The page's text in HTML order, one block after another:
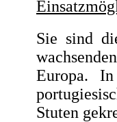
Sie sind
Europa.
Stuten